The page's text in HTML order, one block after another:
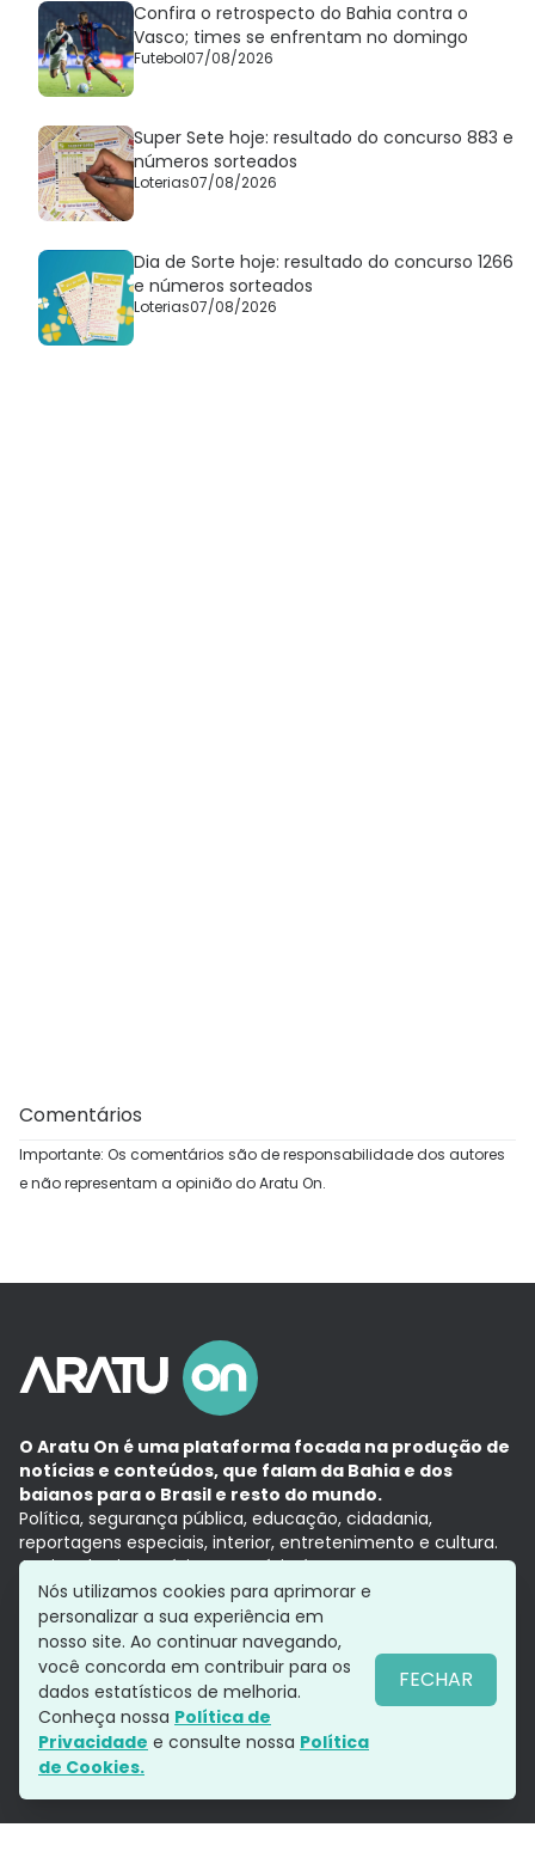
Confira o retrospecto do Bahia contra o
Vasco; times se enfrentam no domingo
Futebol07/08/2026
Super Sete hoje: resultado do concurso 883 e
números sorteados
Loterias07/08/2026
Dia de Sorte hoje: resultado do concurso 1266
e números sorteados
Loterias07/08/2026
Comentários
Importante: Os comentários são de responsabilidade dos autores
e não representam a opinião do Aratu On.
O Aratu On é uma plataforma focada na produção de
notícias e conteúdos, que falam da Bahia e dos
baianos para o Brasil e resto do mundo.
Política, segurança pública, educação, cidadania,
reportagens especiais, interior, entretenimento e cultura.
Aqui, tudo vira notícia e a notícia é no tempo presente,
com a credibilidade do Grupo Aratu.
Grupo Aratu
Política de privacidade
Siga-nos
Nós utilizamos cookies para aprimorar e
personalizar a sua experiência em
nosso site. Ao continuar navegando,
você concorda em contribuir para os
dados estatísticos de melhoria.
Conheça nossa Política de
Privacidade e consulte nossa Política
de Cookies.
FECHAR